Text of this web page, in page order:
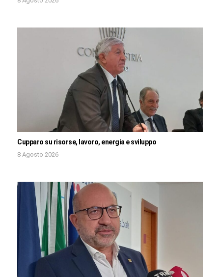
Cupparo su risorse, lavoro, energia e sviluppo
8 Agosto 2026